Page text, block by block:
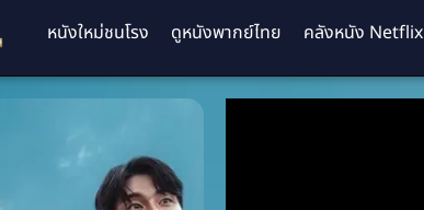
หนังใหม่ชนโรง ดูหนังพากย์ไทย คลังหนัง Netflix